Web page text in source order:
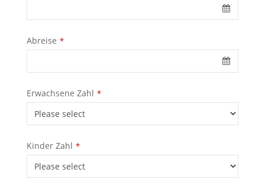
Abreise *
Erwachsene Zahl *
Kinder Zahl *